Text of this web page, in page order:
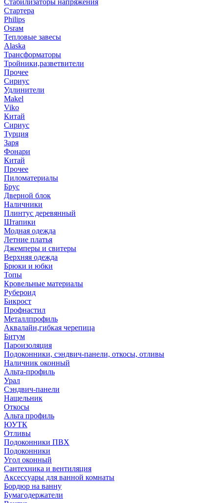
Стабилизаторы напряжения
Стартера
Philips
Оsrам
Тепловые завесы
Alaska
Трансформаторы
Тройники,разветвители
Прочее
Сириус
Удлинители
Makel
Viko
Китай
Сириус
Турция
Заря
Фонари
Китай
Прочее
Пиломатериалы
Брус
Дверной блок
Наличники
Плинтус деревянный
Штапики
Модная одежда
Летние платья
Джемперы и свитеры
Верхняя одежда
Брюки и юбки
Топы
Кровельные материалы
Рубероид
Бикрост
Профнастил
Металлпрофиль
Аквалайн,гибкая черепица
Битум
Пароизоляция
Подоконники, сэндвич-панели, откосы, отливы
Наличник оконный
Альта-профиль
Урал
Сэндвич-панели
Нащельник
Откосы
Альта профиль
ЮУТК
Отливы
Подоконники ПВХ
Подоконники
Угол оконный
Сантехника и вентиляция
Аксессуары для ванной комнаты
Бордюр на ванну
Бумагодержатели